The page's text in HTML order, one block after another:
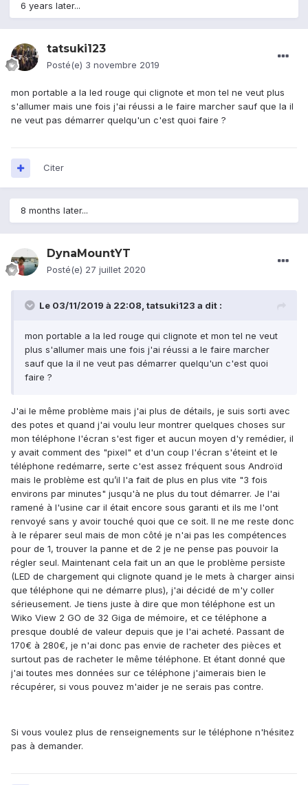
6 years later...
tatsuki123
Posté(e) 3 novembre 2019
mon portable a la led rouge qui clignote et mon tel ne veut plus
s'allumer mais une fois j'ai réussi a le faire marcher sauf que la il
ne veut pas démarrer quelqu'un c'est quoi faire ?
Citer
8 months later...
DynaMountYT
Posté(e) 27 juillet 2020
Le 03/11/2019 à 22:08, tatsuki123 a dit :
mon portable a la led rouge qui clignote et mon tel ne veut
plus s'allumer mais une fois j'ai réussi a le faire marcher
sauf que la il ne veut pas démarrer quelqu'un c'est quoi
faire ?
J'ai le même problème mais j'ai plus de détails, je suis sorti avec
des potes et quand j'ai voulu leur montrer quelques choses sur
mon téléphone l'écran s'est figer et aucun moyen d'y remédier, il
y avait comment des "pixel" et d'un coup l'écran s'éteint et le
téléphone redémarre, serte c'est assez fréquent sous Androïd
mais le problème est qu’il l'a fait de plus en plus vite "3 fois
environs par minutes" jusqu'à ne plus du tout démarrer. Je l'ai
ramené à l'usine car il était encore sous garanti et ils me l'ont
renvoyé sans y avoir touché quoi que ce soit. Il ne me reste donc
à le réparer seul mais de mon côté je n'ai pas les compétences
pour de 1, trouver la panne et de 2 je ne pense pas pouvoir la
régler seul. Maintenant cela fait un an que le problème persiste
(LED de chargement qui clignote quand je le mets à charger ainsi
que téléphone qui ne démarre plus), j'ai décidé de m'y coller
sérieusement. Je tiens juste à dire que mon téléphone est un
Wiko View 2 GO de 32 Giga de mémoire, et ce téléphone a
presque doublé de valeur depuis que je l'ai acheté. Passant de
170€ à 280€, je n'ai donc pas envie de racheter des pièces et
surtout pas de racheter le même téléphone. Et étant donné que
j'ai toutes mes données sur ce téléphone j'aimerais bien le
récupérer, si vous pouvez m'aider je ne serais pas contre.
Si vous voulez plus de renseignements sur le téléphone n'hésitez
pas à demander.